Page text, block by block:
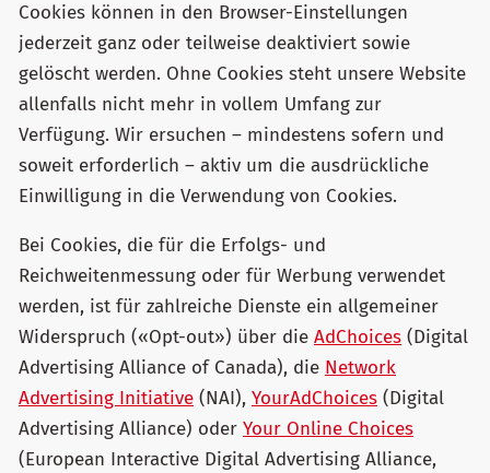
Cookies können in den Browser-Einstellungen
jederzeit ganz oder teilweise deaktiviert sowie
gelöscht werden. Ohne Cookies steht unsere Website
allenfalls nicht mehr in vollem Umfang zur
Verfügung. Wir ersuchen – mindestens sofern und
soweit erforderlich – aktiv um die ausdrückliche
Einwilligung in die Verwendung von Cookies.
Bei Cookies, die für die Erfolgs- und
Reichweitenmessung oder für Werbung verwendet
werden, ist für zahlreiche Dienste ein allgemeiner
Widerspruch («Opt-out») über die AdChoices (Digital
Advertising Alliance of Canada), die Network
Advertising Initiative (NAI), YourAdChoices (Digital
Advertising Alliance) oder Your Online Choices
(European Interactive Digital Advertising Alliance,